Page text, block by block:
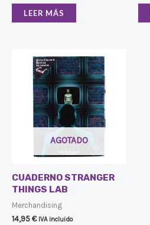
LEER MÁS
AGOTADO
CUADERNO STRANGER
THINGS LAB
Merchandising
14,95€ IVA incluido